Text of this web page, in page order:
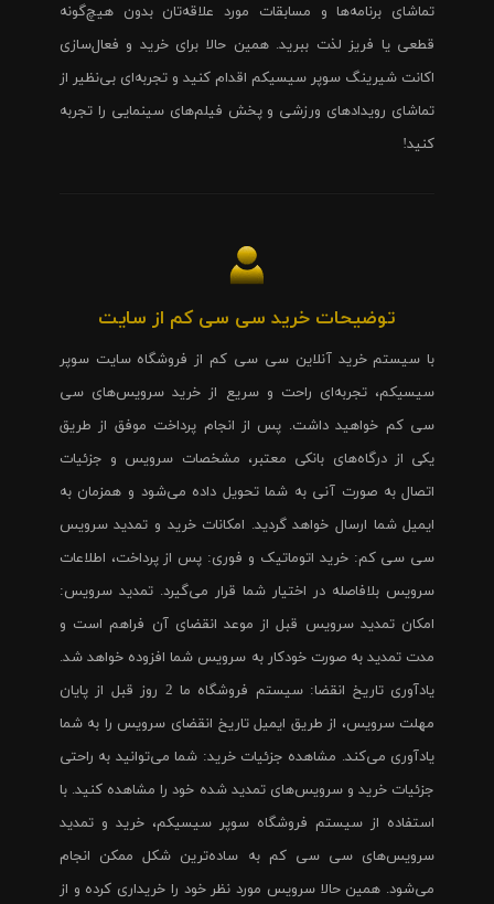
تماشای برنامه‌ها و مسابقات مورد علاقه‌تان بدون هیچ‌گونه
قطعی یا فریز لذت ببرید. همین حالا برای خرید و فعال‌سازی
اکانت شیرینگ سوپر سیسیکم اقدام کنید و تجربه‌ای بی‌نظیر از
تماشای رویدادهای ورزشی و پخش فیلم‌های سینمایی را تجربه
کنید!
توضیحات خرید سی سی کم از سایت
با سیستم خرید آنلاین سی سی کم از فروشگاه سایت سوپر
سیسیکم، تجربه‌ای راحت و سریع از خرید سرویس‌های سی
سی کم خواهید داشت. پس از انجام پرداخت موفق از طریق
یکی از درگاه‌های بانکی معتبر، مشخصات سرویس و جزئیات
اتصال به صورت آنی به شما تحویل داده می‌شود و همزمان به
ایمیل شما ارسال خواهد گردید. امکانات خرید و تمدید سرویس
سی سی کم: خرید اتوماتیک و فوری: پس از پرداخت، اطلاعات
سرویس بلافاصله در اختیار شما قرار می‌گیرد. تمدید سرویس:
امکان تمدید سرویس قبل از موعد انقضای آن فراهم است و
مدت تمدید به صورت خودکار به سرویس شما افزوده خواهد شد.
یادآوری تاریخ انقضا: سیستم فروشگاه ما 2 روز قبل از پایان
مهلت سرویس، از طریق ایمیل تاریخ انقضای سرویس را به شما
یادآوری می‌کند. مشاهده جزئیات خرید: شما می‌توانید به راحتی
جزئیات خرید و سرویس‌های تمدید شده خود را مشاهده کنید. با
استفاده از سیستم فروشگاه سوپر سیسیکم، خرید و تمدید
سرویس‌های سی سی کم به ساده‌ترین شکل ممکن انجام
می‌شود. همین حالا سرویس مورد نظر خود را خریداری کرده و از